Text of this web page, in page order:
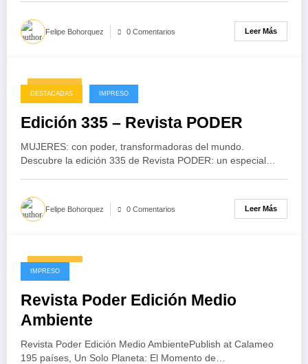
Felipe Bohorquez 0 Comentarios Leer Más
11/04/2025
DESTACADAS IMPRESO
Edición 335 – Revista PODER
MUJERES: con poder, transformadoras del mundo.
Descubre la edición 335 de Revista PODER: un especial…
Felipe Bohorquez 0 Comentarios Leer Más
06/03/2025
IMPRESO
Revista Poder Edición Medio
Ambiente
Revista Poder Edición Medio AmbientePublish at Calameo
195 países, Un Solo Planeta: El Momento de…